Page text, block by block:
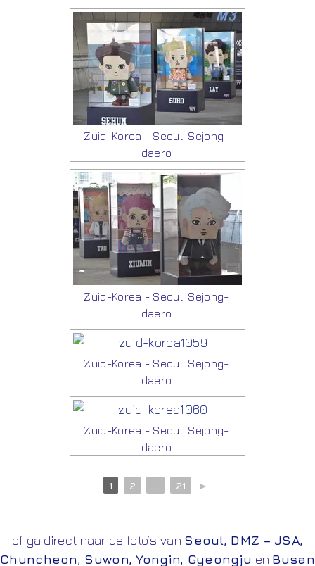
Zuid-Korea - Seoul: Sejong-
daero
Zuid-Korea - Seoul: Sejong-
daero
Zuid-Korea - Seoul: Sejong-
daero
Zuid-Korea - Seoul: Sejong-
daero
1 2 21 ►
of ga direct naar de foto’s van Seoul, DMZ – JSA,
Chuncheon, Suwon,Yongin, Gyeongju en Busan